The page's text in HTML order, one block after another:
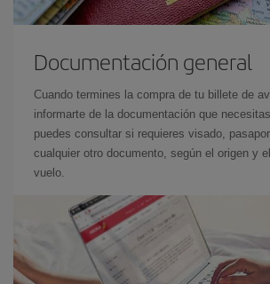
Documentación general
Cuando termines la compra de tu billete de
informarte de la documentación que
puedes consultar si requieres visado,
cualquier otro documento, según el origen y
vuelo.